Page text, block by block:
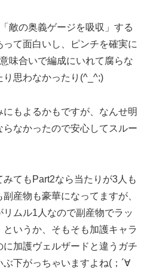
敵の奥義ゲージを吸収」する
って面白いし、ピンチを確実に
味合いで編成にいれて腐らな
思わなかったり(^_^;)
もよるかもですが、なんせ明
なかったので安心してスルー
てもPart2なら当たりが3人も
産物も豪華になってますが、
ムル1人なので副産物でラッ
いうか、そもそも加護キャラ
加護ヴェルザードと違うガチ
下がっちゃいますよね(；´∀